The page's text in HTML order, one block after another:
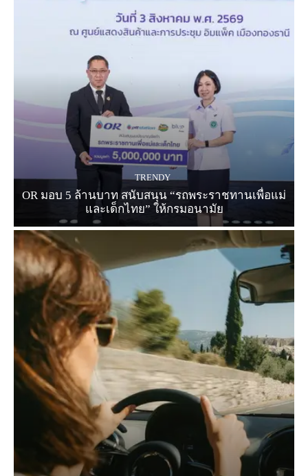
TRENDY
OR มอบ 5 ล้านบาท สนับสนุน “รถพระราชทานเพื่อแม่
และเด็กไทย” ให้กรมอนามัย